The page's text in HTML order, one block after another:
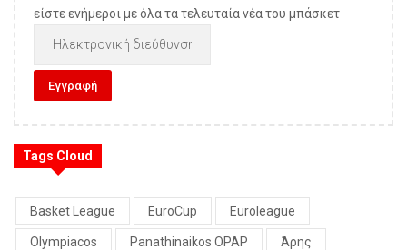
είστε ενήμεροι με όλα τα τελευταία νέα του μπάσκετ
Tags Cloud
Basket League EuroCup Euroleague
Olympiacos Panathinaikos OPAP Άρης